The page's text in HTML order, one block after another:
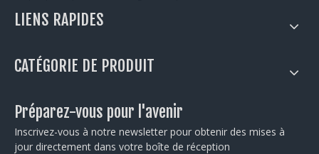
LIENS RAPIDES
CATÉGORIE DE PRODUIT
Préparez-vous pour l'avenir
Inscrivez-vous à notre newsletter pour obtenir des mises à
jour directement dans votre boîte de réception